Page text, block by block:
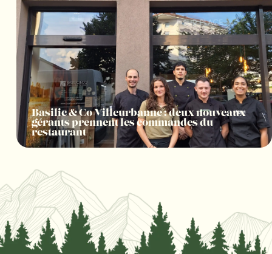
Basilic & Co Villeurbanne : deux nouveaux
gérants prennent les commandes du
restaurant